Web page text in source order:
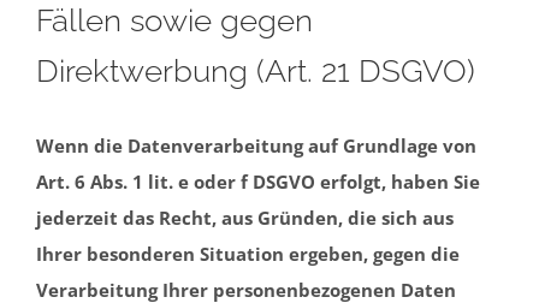
Fällen sowie gegen
Direktwerbung (Art. 21 DSGVO)
Wenn die Datenverarbeitung auf Grundlage von
Art. 6 Abs. 1 lit. e oder f DSGVO erfolgt, haben Sie
jederzeit das Recht, aus Gründen, die sich aus
Ihrer besonderen Situation ergeben, gegen die
Verarbeitung Ihrer personenbezogenen Daten